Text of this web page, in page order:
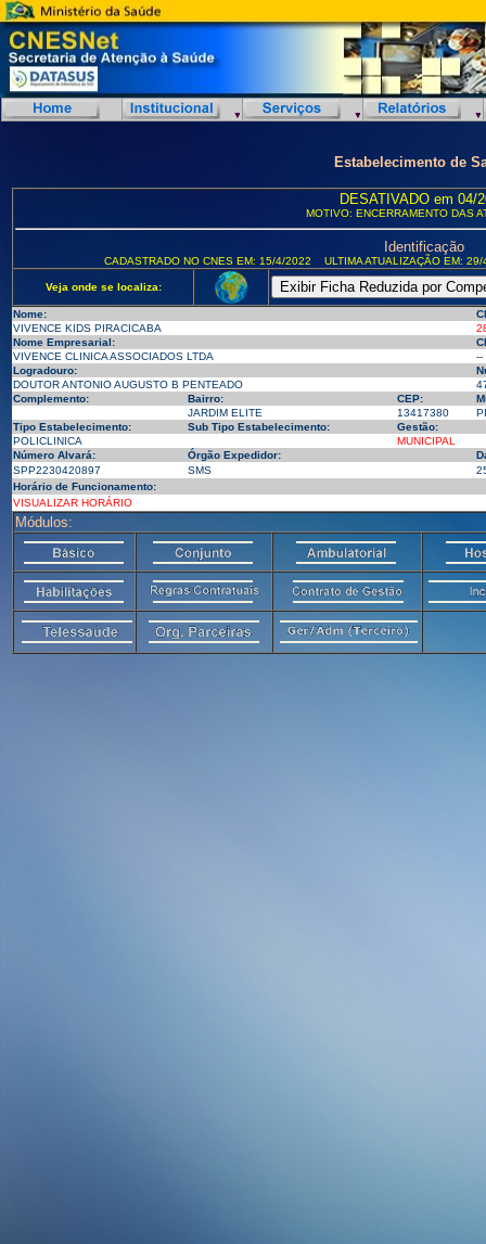
Estabelecimento de
DESATIVADO em 04/
MOTIVO: ENCERRAMENTO DAS
Identificação
CADASTRADO NO CNES EM: 15/4/2022 ULTIMA ATUALIZAÇÃO EM:
Veja onde se localiza:
Nome:
VIVENCE KIDS PIRACICABA
Nome Empresarial:
VIVENCE CLINICA ASSOCIADOS LTDA
--
Logradouro:
DOUTOR ANTONIO AUGUSTO B PENTEADO
Complemento:
Bairro: CEP:
JARDIM ELITE
13417380
Tipo Estabelecimento:
Sub Tipo Estabelecimento:
Gestão:
POLICLINICA
MUNICIPAL
Número Alvará:
Órgão Expedidor:
SPP2230420897
SMS
Horário de Funcionamento:
VISUALIZAR HORÁRIO
Módulos: